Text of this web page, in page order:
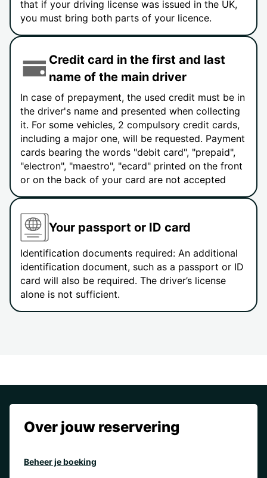
that if your driving license was issued in the UK,
you must bring both parts of your licence.
Credit card in the first and last
name of the main driver
In case of prepayment, the used credit must be in
the driver's name and presented when collecting
it. For some vehicles, 2 compulsory credit cards,
including a major one, will be requested. Payment
cards bearing the words "debit card", "prepaid",
"electron", "maestro", "ecard" printed on the front
or on the back of your card are not accepted
Your passport or ID card
Identification documents required: An additional
identification document, such as a passport or ID
card will also be required. The driver’s license
alone is not sufficient.
Over jouw reservering
Beheer je boeking